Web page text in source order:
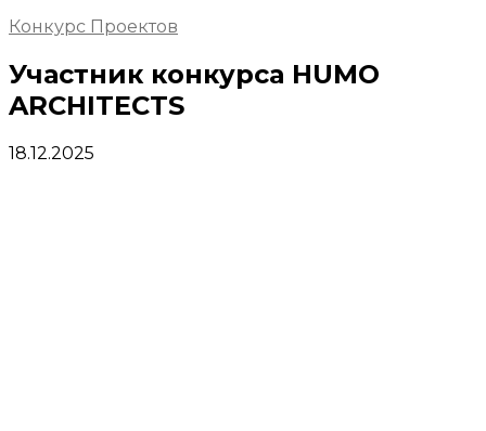
Конкурс Проектов
Участник конкурса HUMO
ARCHITECTS
18.12.2025